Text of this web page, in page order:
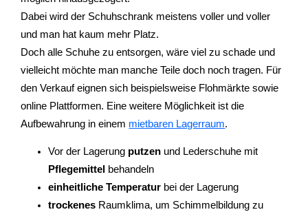
Dabei wird der Schuhschrank meistens voller und voller
und man hat kaum mehr Platz.
Doch alle Schuhe zu entsorgen, wäre viel zu schade und
vielleicht möchte man manche Teile doch noch tragen. Für
den Verkauf eignen sich beispielsweise Flohmärkte sowie
online Plattformen. Eine weitere Möglichkeit ist die
Aufbewahrung in einem mietbaren Lagerraum.
Vor der Lagerung putzen und Lederschuhe mit
Pflegemittel behandeln
einheitliche Temperatur bei der Lagerung
trockenes Raumklima, um Schimmelbildung zu